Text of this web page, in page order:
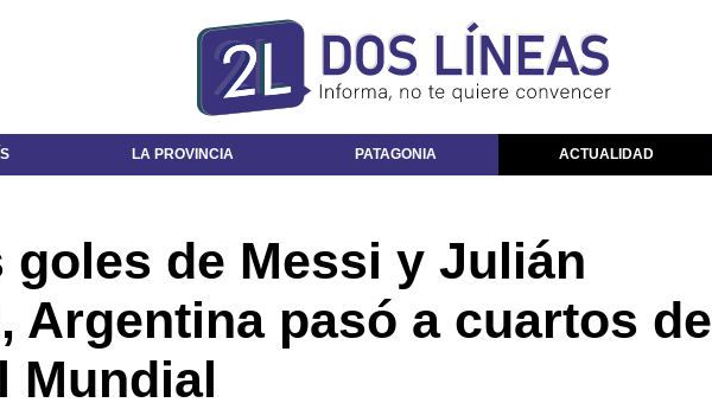
LA PROVINCIA PATAGONIA ACTUALIDAD
goles de Messi y Julián
Argentina pasó a cuartos de
Mundial